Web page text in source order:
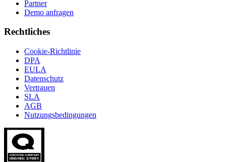
Partner
Demo anfragen
Rechtliches
Cookie-Richtlinie
DPA
EULA
Datenschutz
Vertrauen
SLA
AGB
Nutzungsbedingungen